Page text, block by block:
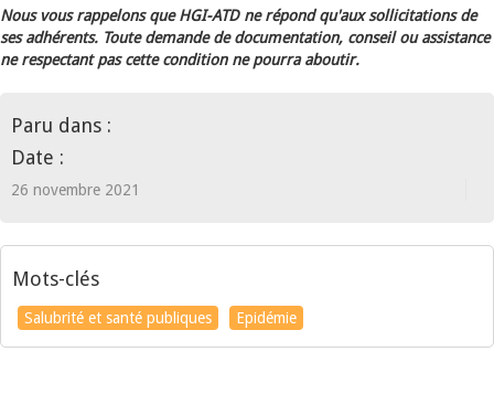
Nous vous rappelons que HGI-ATD ne répond qu'aux sollicitations de
ses adhérents. Toute demande de documentation, conseil ou assistance
ne respectant pas cette condition ne pourra aboutir.
Paru dans :
Date :
26 novembre 2021
Mots-clés
Salubrité et santé publiques Epidémie